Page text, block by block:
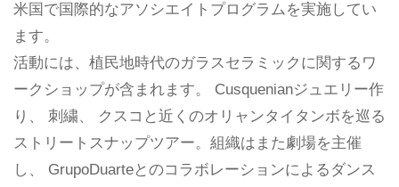
米国で国際的なアソシエイトプログラムを実施してい
ます。
活動には、植民地時代のガラスセラミックに関するワ
ークショップが含まれます。 Cusquenianジュエリー作
り、 刺繍、 クスコと近くのオリャンタイタンボを巡る
ストリートスナップツアー。組織はまた劇場を主催
し、 GrupoDuarteとのコラボレーションによるダンス